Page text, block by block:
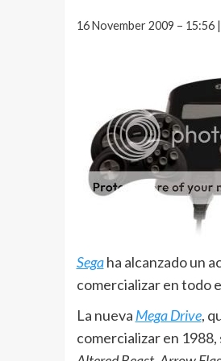
16 November 2009 – 15:56
Segaha alcanzado un
comercializar en todo
La nueva Mega Drive,
comercializar en